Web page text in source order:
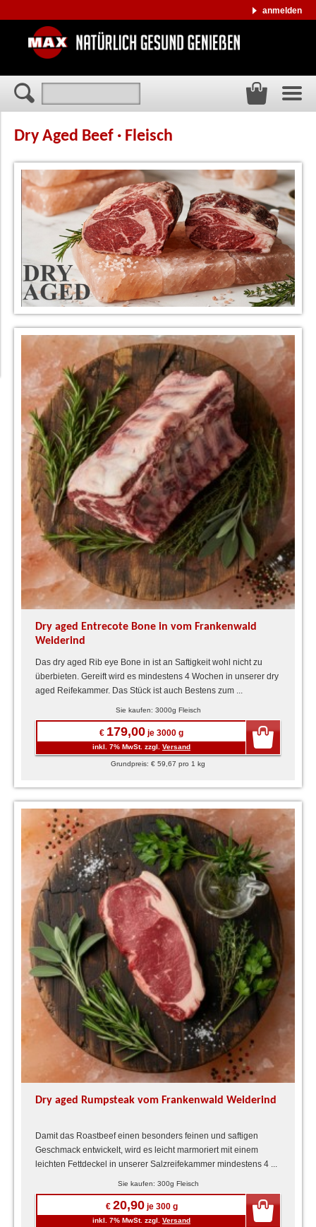
anmelden
Dry Aged Beef · Fleisch
Dry aged Entrecote Bone in vom Frankenwald
Weiderind
Das dry aged Rib eye Bone in ist an Saftigkeit wohl nicht zu
überbieten. Gereift wird es mindestens 4 Wochen in unserer dry
aged Reifekammer. Das Stück ist auch Bestens zum ...
Sie kaufen: 3000g Fleisch
€ 179,00 je 3000 g
inkl. 7% MwSt. zzgl. Versand
Grundpreis: € 59,67 pro 1 kg
Dry aged Rumpsteak vom Frankenwald Weiderind
Damit das Roastbeef einen besonders feinen und saftigen
Geschmack entwickelt, wird es leicht marmoriert mit einem
leichten Fettdeckel in unserer Salzreifekammer mindestens 4 ...
Sie kaufen: 300g Fleisch
€ 20,90je 300 g
inkl. 7% MwSt. zzgl. Versand